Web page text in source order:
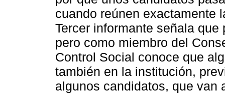
cuando reúnen exactamente
Tercer informante señala
pero como miembro del
Control Social conoce que
también en la institución,
algunos candidatos, que van